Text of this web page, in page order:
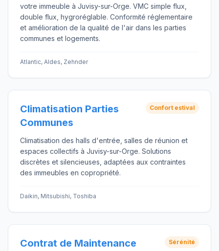
votre immeuble à Juvisy-sur-Orge. VMC simple flux,
double flux, hygroréglable. Conformité réglementaire
et amélioration de la qualité de l'air dans les parties
communes et logements.
Atlantic, Aldes, Zehnder
Climatisation Parties
Communes
Confort estival
Climatisation des halls d'entrée, salles de réunion et
espaces collectifs à Juvisy-sur-Orge. Solutions
discrètes et silencieuses, adaptées aux contraintes
des immeubles en copropriété.
Daikin, Mitsubishi, Toshiba
Contrat de Maintenance Sérénité